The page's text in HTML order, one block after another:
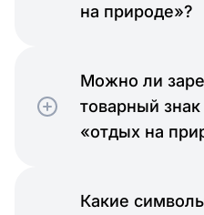
на природе»?
Можно ли
товарный
«отдых на
Какие